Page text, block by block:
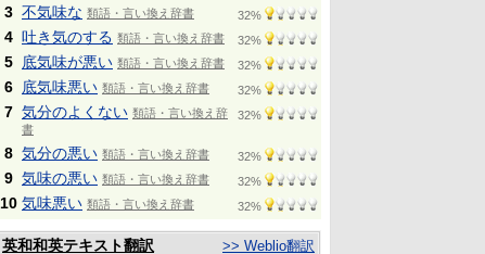
3 不気味な 類語・言い換え辞書 32%
4 吐き気のする 類語・言い換え辞書 32%
5 底気味が悪い 類語・言い換え辞書 32%
6 底気味悪い 類語・言い換え辞書 32%
7 気分のよくない 類語・言い換え辞
書
32%
8 気分の悪い 類語・言い換え辞書 32%
9 気味の悪い 類語・言い換え辞書 32%
10 気味悪い 類語・言い換え辞書 32%
英和和英テキスト翻訳 >> Weblio翻訳